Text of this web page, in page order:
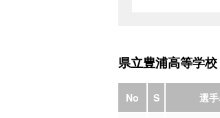
県立豊浦高等学校
No S 選手